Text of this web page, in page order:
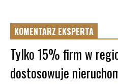
KOMENTARZ EKSPERTA
Tylko 15% firm w
dostosowuje